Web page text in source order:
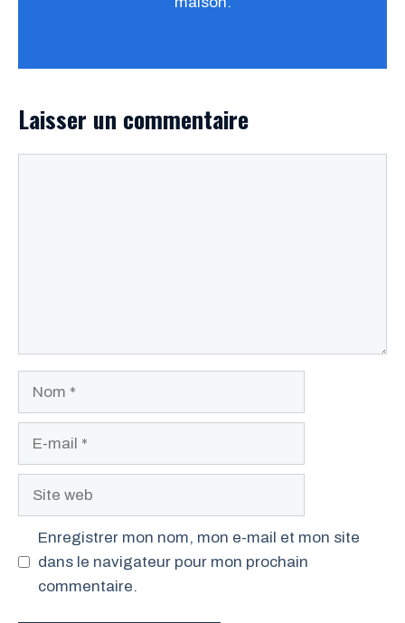
Laisser un commentaire
Site
Enregistrer mon nom, mon e-mail et mon site
dans le navigateur pour mon prochain
commentaire.